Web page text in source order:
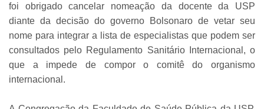
foi obrigado cancelar nomeação da docente da USP
diante da decisão do governo Bolsonaro de vetar seu
nome para integrar a lista de especialistas que podem ser
consultados pelo Regulamento Sanitário Internacional, o
que a impede de compor o comitê do organismo
internacional.